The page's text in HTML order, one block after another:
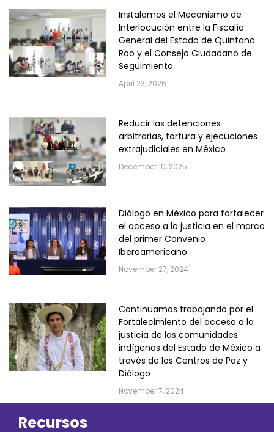
Instalamos el Mecanismo de
Interlocución entre la Fiscalía
General del Estado de Quintana
Roo y el Consejo Ciudadano de
Seguimiento
April 23, 2026
Reducir las detenciones
arbitrarias, tortura y ejecuciones
extrajudiciales en México
December 10, 2025
Diálogo en México para fortalecer
el acceso a la justicia en el marco
del primer Convenio
Iberoamericano
November 27, 2024
Continuamos trabajando por el
Fortalecimiento del acceso a la
justicia de las comunidades
indígenas del Estado de México a
través de los Centros de Paz y
Diálogo
November 7, 2024
Recursos